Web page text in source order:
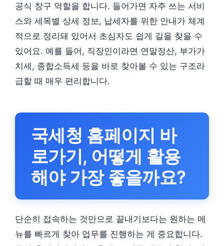
공식 창구 역할을 합니다. 들어가면 자주 쓰는 서비
스와 세목별 상세 정보, 납세자를 위한 안내가 체계
적으로 정리돼 있어서 초심자도 쉽게 길을 찾을 수
있어요. 예를 들어, 직장인이라면 연말정산, 부가가
치세, 종합소득세 등을 바로 찾아볼 수 있는 구조라
급할 때 매우 편리합니다.
국세청 홈페이지 바
로가기, 어떻게 활용
해야 가장 좋을까요?
단순히 접속하는 것만으로 끝내기보다는 원하는 메
뉴를 빠르게 찾아 업무를 진행하는 게 중요합니다.